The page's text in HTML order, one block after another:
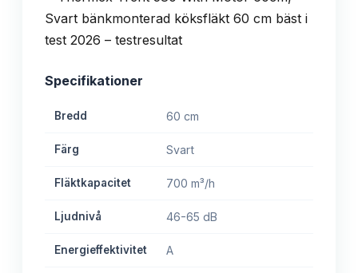
Specifikationer
Bredd 60 cm
Färg Svart
Fläktkapacitet 700 m³/h
Ljudnivå 46-65 dB
Energieffektivitet A